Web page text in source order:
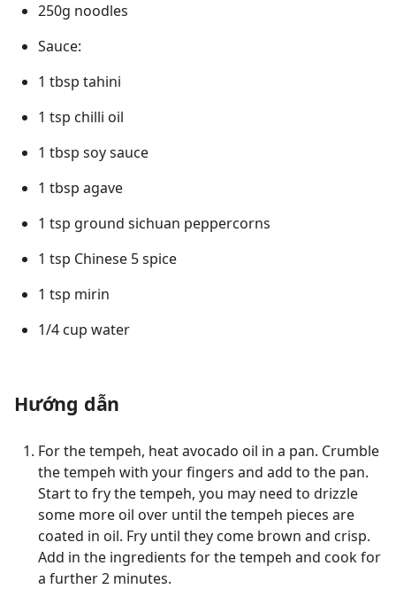
250g noodles
Sauce:
1 tbsp tahini
1 tsp chilli oil
1 tbsp soy sauce
1 tbsp agave
1 tsp ground sichuan peppercorns
1 tsp Chinese 5 spice
1 tsp mirin
1/4 cup water
Hướng dẫn
For the tempeh, heat avocado oil in a pan. Crumble
the tempeh with your fingers and add to the pan.
Start to fry the tempeh, you may need to drizzle
some more oil over until the tempeh pieces are
coated in oil. Fry until they come brown and crisp.
Add in the ingredients for the tempeh and cook for
a further 2 minutes.